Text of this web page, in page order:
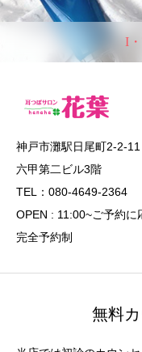
I
神戸市灘駅日尾町2-2-11
六甲第二ビル3階
TEL：080-4649-2364
OPEN : 11:00~ご予約に
完全予約制
無料